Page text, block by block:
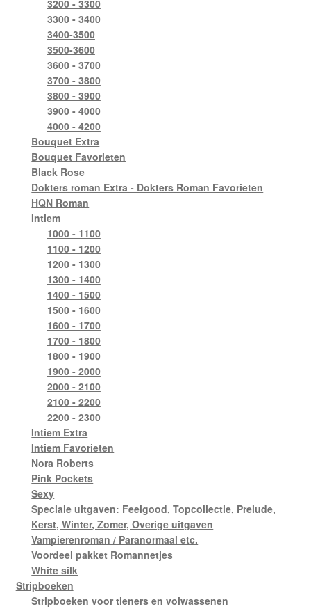
3200 - 3300
3300 - 3400
3400-3500
3500-3600
3600 - 3700
3700 - 3800
3800 - 3900
3900 - 4000
4000 - 4200
Bouquet Extra
Bouquet Favorieten
Black Rose
Dokters roman Extra - Dokters Roman Favorieten
HQN Roman
Intiem
1000 - 1100
1100 - 1200
1200 - 1300
1300 - 1400
1400 - 1500
1500 - 1600
1600 - 1700
1700 - 1800
1800 - 1900
1900 - 2000
2000 - 2100
2100 - 2200
2200 - 2300
Intiem Extra
Intiem Favorieten
Nora Roberts
Pink Pockets
Sexy
Speciale uitgaven: Feelgood, Topcollectie, Prelude,
Kerst, Winter, Zomer, Overige uitgaven
Vampierenroman / Paranormaal etc.
Voordeel pakket Romannetjes
White silk
Stripboeken
Stripboeken voor tieners en volwassenen